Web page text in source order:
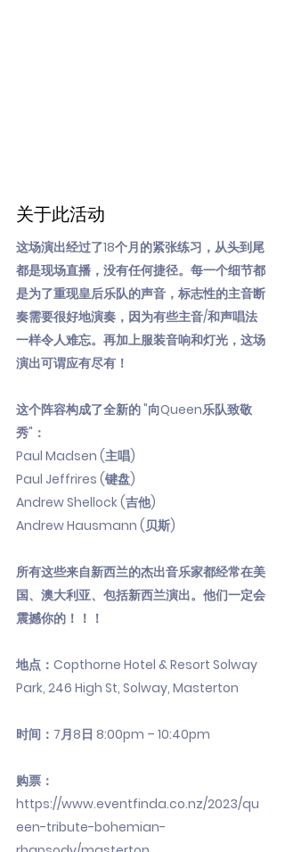
关于此活动
这场演出经过了18个月的紧张练习，从头到尾
都是现场直播，没有任何捷径。每一个细节都
是为了重现皇后乐队的声音，标志性的主音断
奏需要很好地演奏，因为有些主音/和声唱法
一样令人难忘。再加上服装音响和灯光，这场
演出可谓应有尽有！
这个阵容构成了全新的 "向Queen乐队致敬
秀"：
Paul Madsen (主唱)
Paul Jeffrires (键盘)
Andrew Shellock (吉他)
Andrew Hausmann (贝斯)
所有这些来自新西兰的杰出音乐家都经常在美
国、澳大利亚、包括新西兰演出。他们一定会
震撼你的！！！
地点：Copthorne Hotel & Resort Solway
Park, 246 High St, Solway, Masterton
时间：7月8日 8:00pm – 10:40pm
购票：
https://www.eventfinda.co.nz/2023/qu
een-tribute-bohemian-